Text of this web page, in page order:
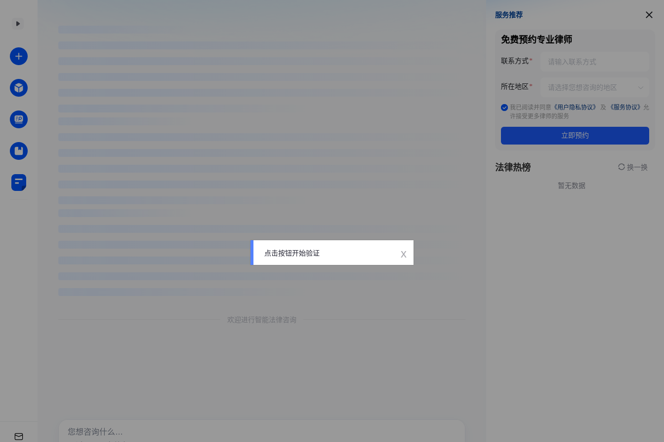
欢迎进行智能法律咨询
服务推荐
服务推荐
免费预约专业律师
联系方式
所在地区
我已阅读并同意 《用户隐私协议》 及 《服务协议》 允
许接受更多律师的服务
立即预约
法律热榜 换一换
暂无数据
点击按钮开始验证 x